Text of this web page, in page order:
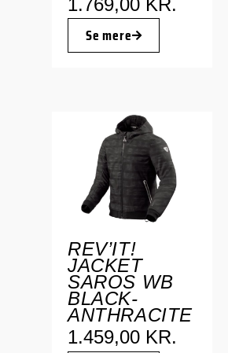
Se mere
REV’IT!
JACKET
SAROS WB
BLACK-
ANTHRACITE
1.459,00 KR.